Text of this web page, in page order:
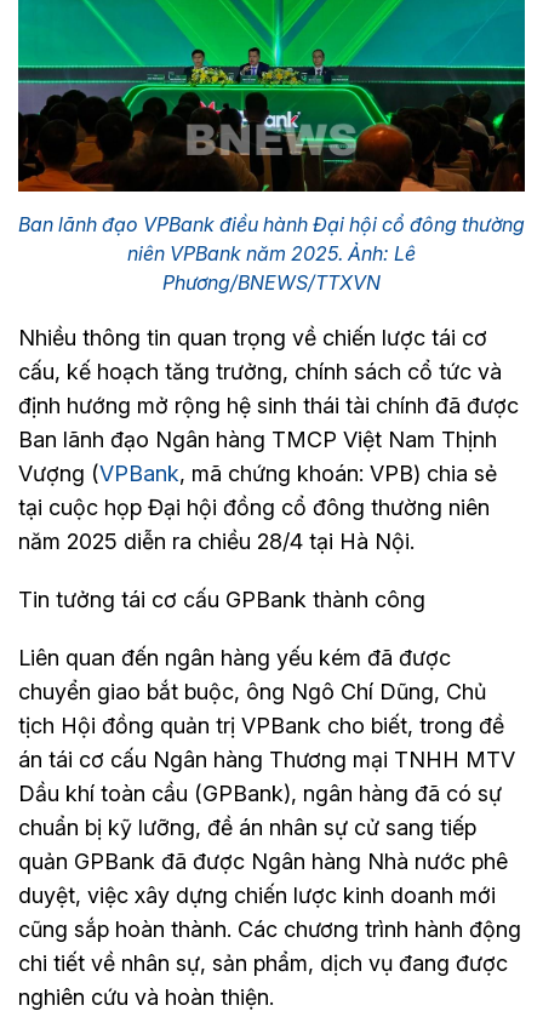
Ban lãnh đạo VPBank điều hành Đại hội cổ đông thường
niên VPBank năm 2025. Ảnh: Lê
Phương/BNEWS/TTXVN
Nhiều thông tin quan trọng về chiến lược tái cơ
cấu, kế hoạch tăng trưởng, chính sách cổ tức và
định hướng mở rộng hệ sinh thái tài chính đã được
Ban lãnh đạo Ngân hàng TMCP Việt Nam Thịnh
Vượng (VPBank, mã chứng khoán: VPB) chia sẻ
tại cuộc họp Đại hội đồng cổ đông thường niên
năm 2025 diễn ra chiều 28/4 tại Hà Nội.
Tin tưởng tái cơ cấu GPBank thành công
Liên quan đến ngân hàng yếu kém đã được
chuyển giao bắt buộc, ông Ngô Chí Dũng, Chủ
tịch Hội đồng quản trị VPBank cho biết, trong đề
án tái cơ cấu Ngân hàng Thương mại TNHH MTV
Dầu khí toàn cầu (GPBank), ngân hàng đã có sự
chuẩn bị kỹ lưỡng, đề án nhân sự cử sang tiếp
quản GPBank đã được Ngân hàng Nhà nước phê
duyệt, việc xây dựng chiến lược kinh doanh mới
cũng sắp hoàn thành. Các chương trình hành động
chi tiết về nhân sự, sản phẩm, dịch vụ đang được
nghiên cứu và hoàn thiện.